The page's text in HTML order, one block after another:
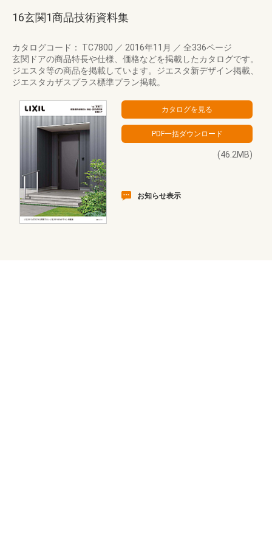
16玄関1商品技術資料集
カタログコード： TC7800 ／ 2016年11月 ／ 全336ページ
玄関ドアの商品特長や仕様、価格などを掲載したカタログです。
ジエスタ等の商品を掲載しています。ジエスタ新デザイン掲載、
ジエスタカザスプラス標準プラン掲載。
(46.2MB)
お知らせ表示